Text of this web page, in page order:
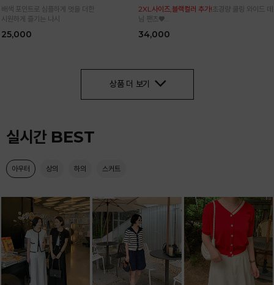
배색 포인트로 심플하게 멋을 더한
시원하게 즐기는 나시
25,000
2XL사이즈,블랙컬러 추가! 초경량 쿨링 와이드 데
님 팬츠♥
34,000
상품 더 보기
실시간 BEST
아우터 상의 하의 스커트